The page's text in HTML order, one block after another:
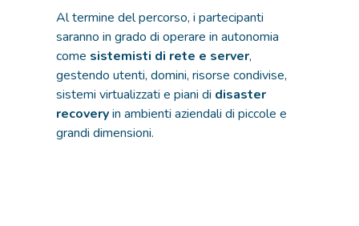
Al termine del percorso, i partecipanti
saranno in grado di operare in autonomia
come sistemisti di rete e server,
gestendo utenti, domini, risorse condivise,
sistemi virtualizzati e piani di disaster
recoveryin ambienti aziendali di piccole e
grandi dimensioni.